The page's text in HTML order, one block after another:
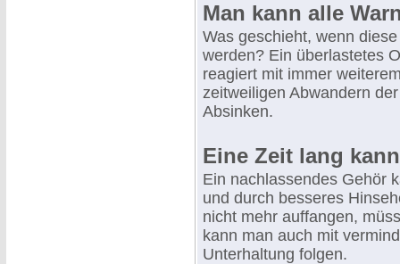
Man kann alle
Was geschieht, wenn
werden? Ein überlastetes
reagiert mit immer
zeitweiligen Abwandern
Absinken.
Eine Zeit lang
Ein nachlassendes Gehör
und durch besseres
nicht mehr auffangen,
kann man auch mit
Unterhaltung folgen.